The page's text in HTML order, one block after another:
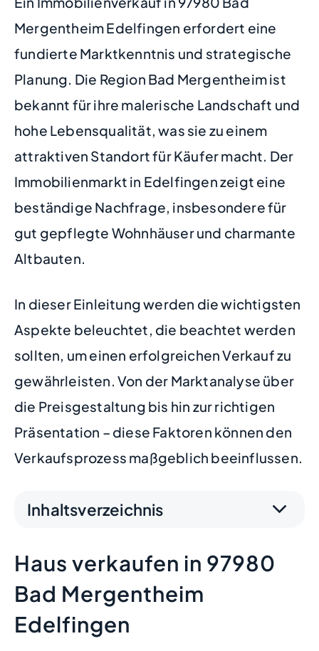
Mergentheim Edelfingen erfordert eine
fundierte Marktkenntnis und strategische
Planung. Die Region Bad Mergentheim ist
bekannt für ihre malerische Landschaft und
hohe Lebensqualität, was sie zu einem
attraktiven Standort für Käufer macht. Der
Immobilienmarkt in Edelfingen zeigt eine
beständige Nachfrage, insbesondere für
gut gepflegte Wohnhäuser und charmante
Altbauten.
In dieser Einleitung werden die wichtigsten
Aspekte beleuchtet, die beachtet werden
sollten, um einen erfolgreichen Verkauf zu
gewährleisten. Von der Marktanalyse über
die Preisgestaltung bis hin zur richtigen
Präsentation – diese Faktoren können den
Verkaufsprozess maßgeblich beeinflussen.
Inhaltsverzeichnis
Haus verkaufen in 97980
Bad Mergentheim
Edelfingen